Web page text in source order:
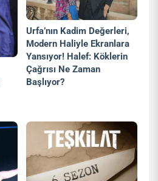
Urfa’nın Kadim Değerleri,
Modern Haliyle Ekranlara
Yansıyor! Halef: Köklerin
Çağrısı Ne Zaman
Başlıyor?